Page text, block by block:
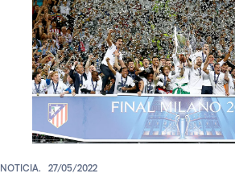
NOTICIA. 27/05/2022